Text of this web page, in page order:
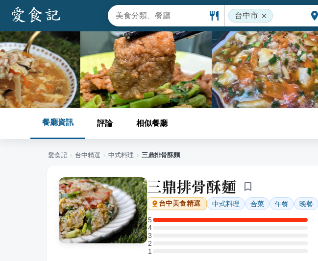
台中市
餐廳資訊 評論 相似餐廳
愛食記 › 台中精選 › 中式料理 › 三鼎排骨酥麵
三鼎排骨酥麵
台中美食精選 中式料理 合菜 午餐 晚餐
5
5 星：1 則評論
4
4 星：0 則評論
3
3 星：0 則評論
2
2 星：0 則評論
11 星：0 則評論